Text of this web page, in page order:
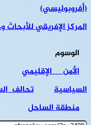
(أفروبوليسي)
المركز الإفريقي
الوسوم
الأمن الإقليمي
السياسية
تحالف
منطقة الساحل